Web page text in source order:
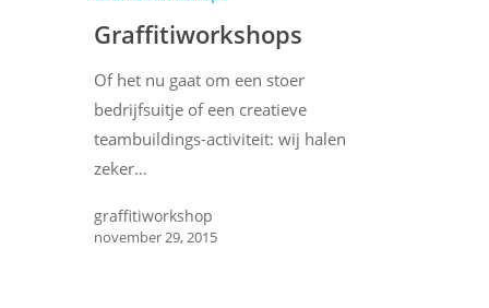
Graffitiworkshops
Of het nu gaat om een stoer
bedrijfsuitje of een creatieve
teambuildings-activiteit: wij halen
zeker…
graffitiworkshop
november 29, 2015